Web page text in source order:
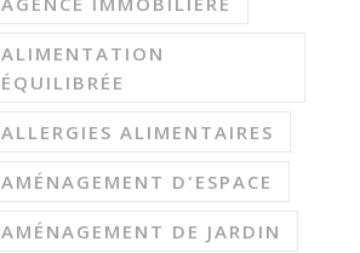
ALIMENTATION
ÉQUILIBRÉE
ALLERGIES ALIMENTAIRES
AMÉNAGEMENT D'ESPACE
AMÉNAGEMENT DE JARDIN